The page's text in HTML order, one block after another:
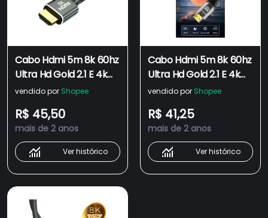
Cabo Hdmi 5m 8k 60hz
Ultra Hd Gold 2.1 E 4k
120hz 5 Metros
vendido por Shopee
R$ 45,50
mais de 2 anos
Ver histórico
Cabo Hdmi 5m 8k 60hz
Ultra Hd Gold 2.1 E 4k
120hz 5 Metros
vendido por Shopee
R$ 41,25
mais de 2 anos
Ver histórico